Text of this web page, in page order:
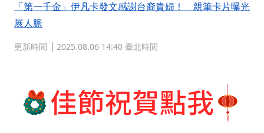
「第一千金」伊凡卡發文感謝台裔貴婦！ 親筆卡片曝光
展人脈
更新時間 2025.08.06 14:40 臺北時間